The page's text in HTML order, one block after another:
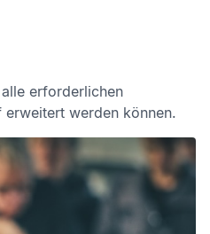
erforderlichen
werden können.